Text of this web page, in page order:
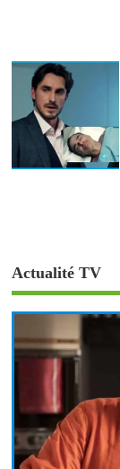
Actualité TV